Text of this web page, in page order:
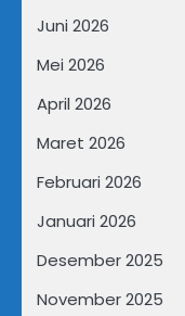
Juni 2026
Mei 2026
April 2026
Maret 2026
Februari 2026
Januari 2026
Desember 2025
November 2025